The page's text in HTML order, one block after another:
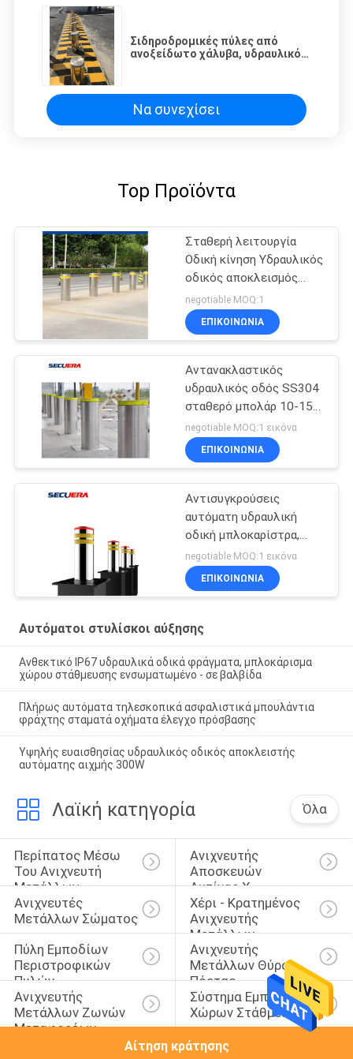
Σιδηροδρομικές πύλες από
ανοξείδωτο χάλυβα, υδραυλικός
LED
Να συνεχίσει
Top Προϊόντα
Σταθερή λειτουργία
Οδική κίνηση Υδραυλικός
οδικός αποκλεισμός
Στήλη ανύψωσης
Ρυθμίσιμος χρόνος
ανόδου
negotiable MOQ:1
ΕΠΙΚΟΙΝΩΝΊΑ
Αντανακλαστικός
υδραυλικός οδός SS304
σταθερό μπολάρ 10-15
χρόνια διάρκεια ζωής
negotiable MOQ:1 εικόνα
ΕΠΙΚΟΙΝΩΝΊΑ
Αντισυγκρούσεις
αυτόματη υδραυλική
οδική μπλοκαρίστρα,
ηλεκτρικά ανασυρόμενα
ανεβαίνοντα δοκάρια
negotiable MOQ:1 εικόνα
ΕΠΙΚΟΙΝΩΝΊΑ
Αυτόματοι στυλίσκοι αύξησης
Ανθεκτικό IP67 υδραυλικά οδικά φράγματα, μπλοκάρισμα
χώρου στάθμευσης ενσωματωμένο - σε βαλβίδα
Πλήρως αυτόματα τηλεσκοπικά ασφαλιστικά μπουλάντια
φράχτης σταματά οχήματα έλεγχο πρόσβασης
Υψηλής ευαισθησίας υδραυλικός οδικός αποκλειστής
αυτόματης αιχμής 300W
Λαϊκή κατηγορία Όλα
Περίπατος Μέσω
Του Ανιχνευτή
Μετάλλων
Ανιχνευτής
Αποσκευών
Ακτίνας X
Ανιχνευτές
Μετάλλων Σώματος
Χέρι - Κρατημένος
Ανιχνευτής
Μετάλλων
Πύλη Εμποδίων
Περιστροφικών
Πυλών
Ανιχνευτής
Μετάλλων Θύρας
Πόρτας
Ανιχνευτής
Μετάλλων Ζωνών
Μεταφορέων
Σύστημα Εμποδίων
Χώρων Στάθμευσης
Αίτηση κράτησης